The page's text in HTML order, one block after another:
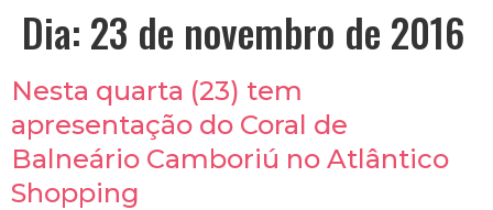
Dia: 23 de novembro de 2016
Nesta quarta (23) tem
apresentação do Coral de
Balneário Camboriú no Atlântico
Shopping